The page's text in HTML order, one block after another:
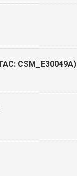
CSM_E30049A)